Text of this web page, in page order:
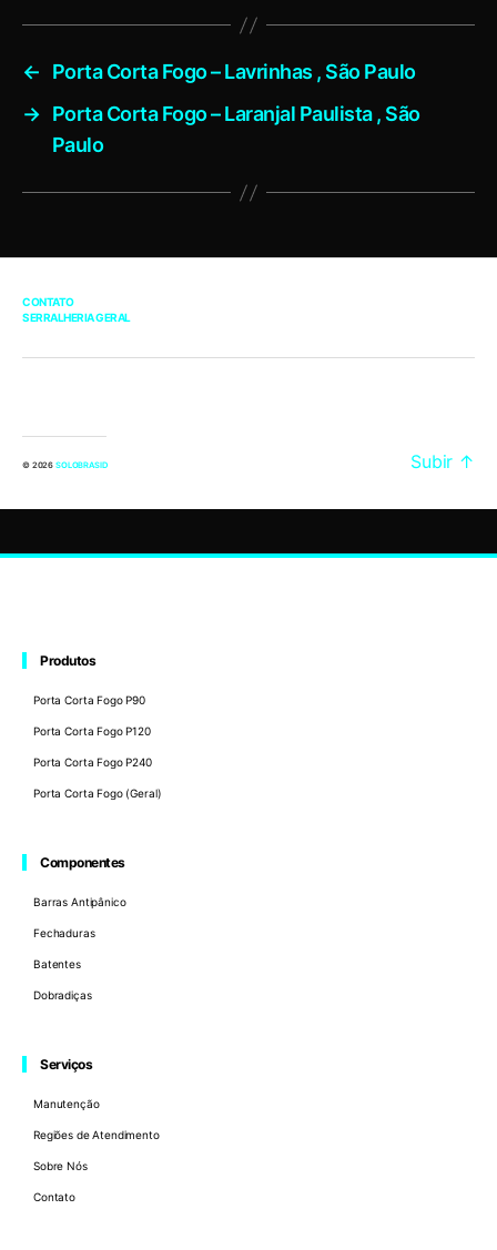
←
Porta Corta Fogo – Lavrinhas , São Paulo
→ Porta Corta Fogo – Laranjal Paulista , São
Paulo
CONTATO
SERRALHERIA GERAL
© 2026 SOLOBRASID Subir ↑
Produtos
Porta Corta Fogo P90
Porta Corta Fogo P120
Porta Corta Fogo P240
Porta Corta Fogo (Geral)
Componentes
Barras Antipânico
Fechaduras
Batentes
Dobradiças
Serviços
Manutenção
Regiões de Atendimento
Sobre Nós
Contato